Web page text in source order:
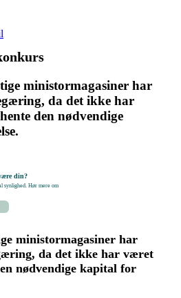
ministormagasiner har
da det ikke har
den nødvendige
din?
synlighed. Hør mere om
ministormagasiner har
da det ikke har været
nødvendige kapital for